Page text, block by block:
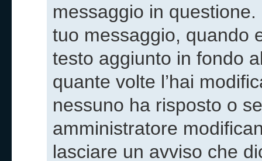
messaggio in
tuo messaggio, quando
testo aggiunto in fondo
quante volte l’hai
nessuno ha risposto o
amministratore
lasciare un avviso che